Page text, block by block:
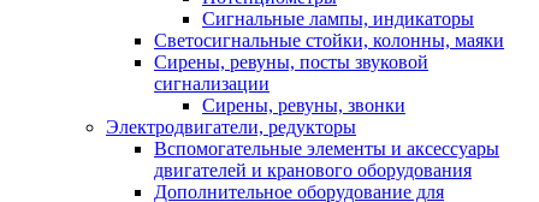
Сигнальные лампы, индикаторы
Светосигнальные стойки, колонны, маяки
Сирены, ревуны, посты звуковой
сигнализации
Сирены, ревуны, звонки
Электродвигатели, редукторы
Вспомогательные элементы и аксессуары
двигателей и кранового оборудования
Дополнительное оборудование для